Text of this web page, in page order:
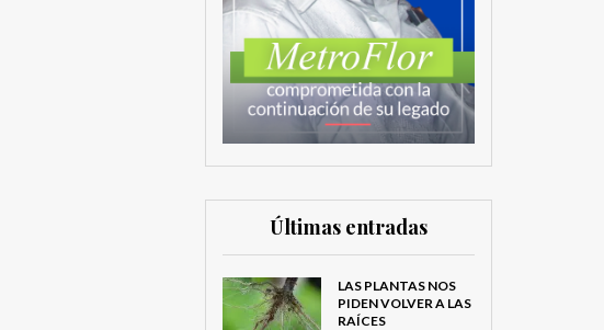
Últimas entradas
LAS PLANTAS NOS
PIDEN VOLVER A LAS
RAÍCES